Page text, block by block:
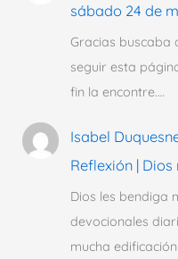
sábado 24 de
Gracias buscaba
seguir esta
fin la encontre.…
Isabel
Reflexión |
Dios les bendiga
devocionales
mucha